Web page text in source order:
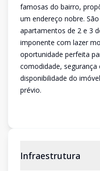
famosas do bairro,
um endereço nobre.
apartamentos de 2 e 3
imponente com lazer
oportunidade perfeita
comodidade, segurança
disponibilidade do
prévio.
Infraestrutura